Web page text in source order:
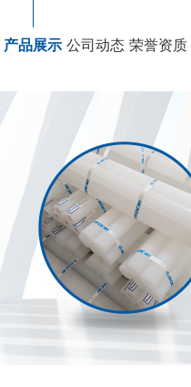
产品展示 公司动态 荣誉资质